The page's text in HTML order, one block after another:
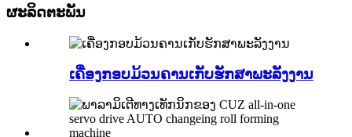
ຜະລິດຕະພັນ
ເຄື່ອງກອບມ້ວນຄານເກັບຮັກສາພະລັງງານ